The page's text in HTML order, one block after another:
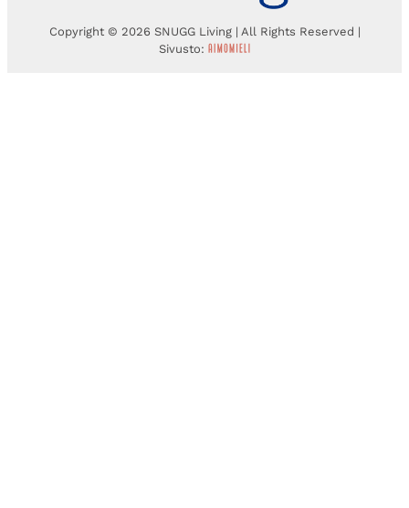
Copyright © 2026 SNUGG Living | All Rights Reserved |
Sivusto: